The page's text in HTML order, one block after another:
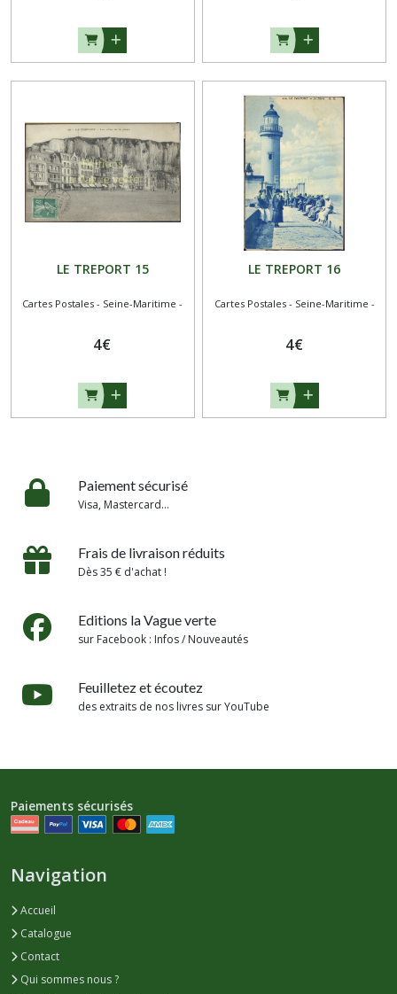
LE TREPORT 15
Cartes Postales - Seine-Maritime -
4€
LE TREPORT 16
Cartes Postales - Seine-Maritime -
4€
Paiement sécurisé
Visa, Mastercard...
Frais de livraison réduits
Dès 35 € d'achat !
Editions la Vague verte
sur Facebook : Infos / Nouveautés
Feuilletez et écoutez
des extraits de nos livres sur YouTube
Paiements sécurisés
Navigation
Accueil
Catalogue
Contact
Qui sommes nous ?